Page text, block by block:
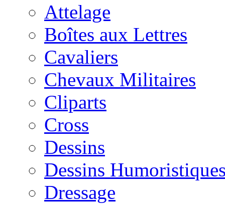
Attelage
Boîtes aux Lettres
Cavaliers
Chevaux Militaires
Cliparts
Cross
Dessins
Dessins
Dressage